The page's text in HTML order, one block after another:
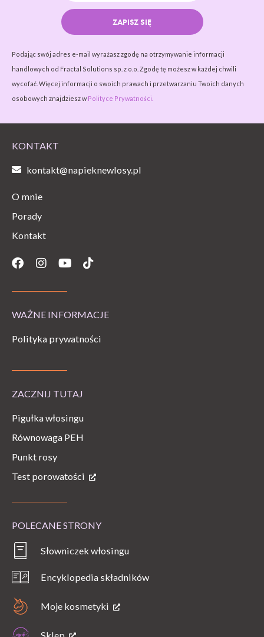
ZAPISZ SIĘ
Podając swój adres e-mail wyrażasz zgodę na otrzymywanie informacji
handlowych od Fractal Solutions sp. z o.o. Zgodę tę możesz w każdej chwili
wycofać. Więcej informacji o swoich prawach i przetwarzaniu Twoich danych
osobowych znajdziesz w Polityce Prywatności.
KONTAKT
kontakt@napieknewlosy.pl
O mnie
Porady
Kontakt
Facebook
Instagram
YoutubeTiktok
WAŻNE INFORMACJE
Polityka prywatności
ZACZNIJ TUTAJ
Pigułka włosingu
Równowaga PEH
Punkt rosy
Test porowatości
POLECANE STRONY
Słowniczek włosingu
Encyklopedia składników
Moje kosmetyki